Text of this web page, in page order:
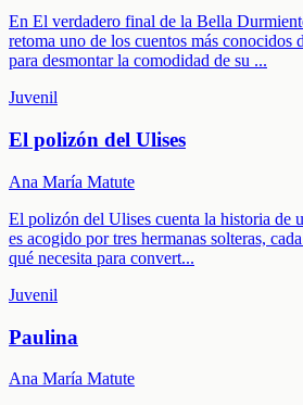
En El verdadero final de la Bella
retoma uno de los cuentos más conocidos
para desmontar la comodidad de su ...
Juvenil
El polizón del Ulises
Ana María Matute
El polizón del Ulises cuenta la historia de
es acogido por tres hermanas solteras,
qué necesita para convert...
Juvenil
Paulina
Ana María Matute